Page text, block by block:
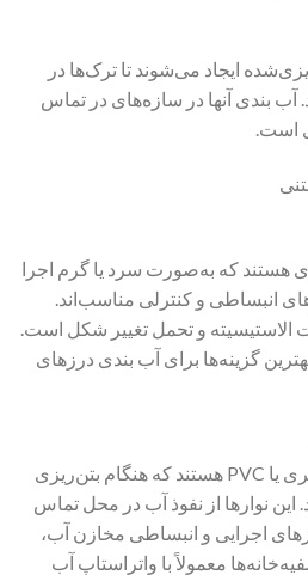
ایجاد می‌شوند تا ترک‌ها در
بندی آنها در سازه‌های در تماس
است.
هستند که به‌صورت سرد یا گرم اجرا
انبساطی و کنترلی مناسب‌اند.
الاستیسیته و تحمل تغییر شکل است.
گزینه‌ها برای آب بندی درزهای
واتراستاپ‌ها محصولات پلیمری یا PVC هستند که هنگام بتن‌ریزی
نوارها از نفوذ آب در محل تماس
اجرایی و انبساطی مخازن آب،
معمولاً با واتراستاپ آب